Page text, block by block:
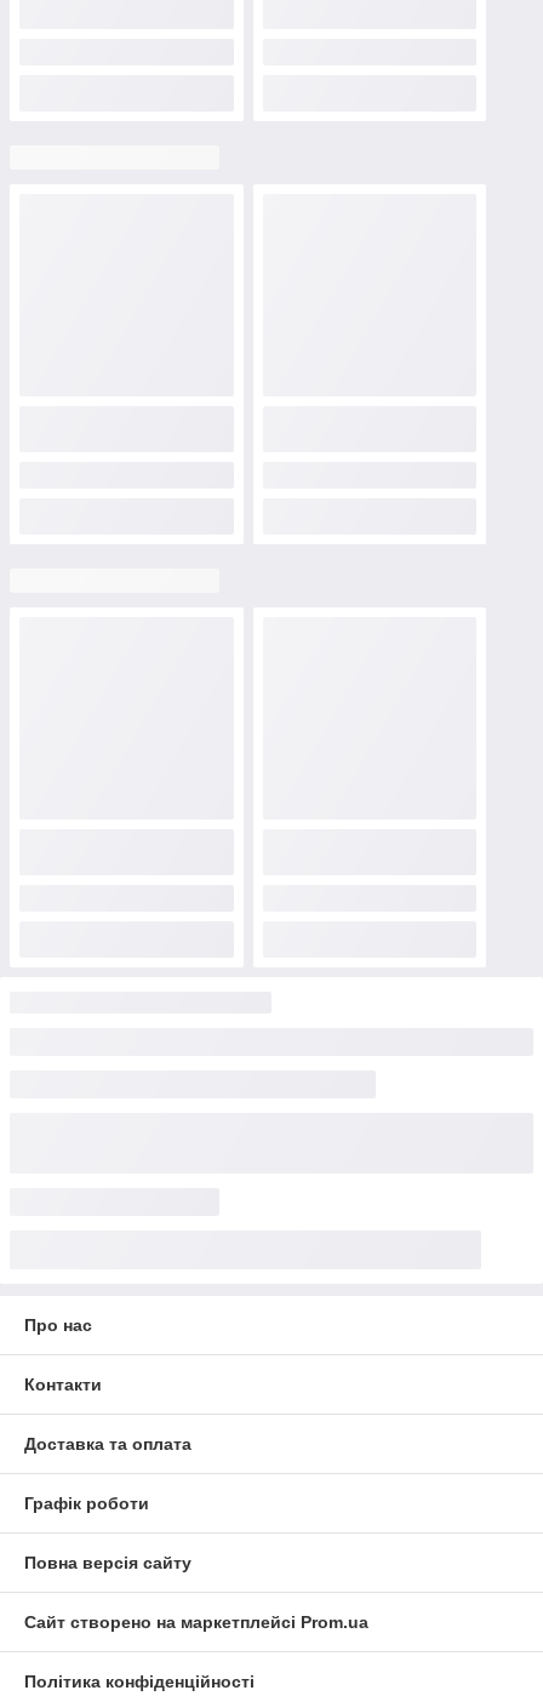
Про нас
Контакти
Доставка та оплата
Графік роботи
Повна версія сайту
Сайт створено на маркетплейсі Prom.ua
Політика конфіденційності